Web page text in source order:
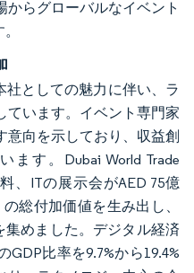
らグローバルなイベント
社としての魅力に伴い、ラ
ています。イベント専門家
意向を示しており、収益創
す。Dubai World Trade
、ITの展示会がAED 75億
総付加価値を生み出し、
集めました。デジタル経済
比率を9.7%から19.4%